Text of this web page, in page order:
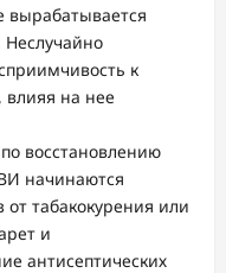
к
на нее
восстановлению
начинаются
от табакокурения или
и
антисептических